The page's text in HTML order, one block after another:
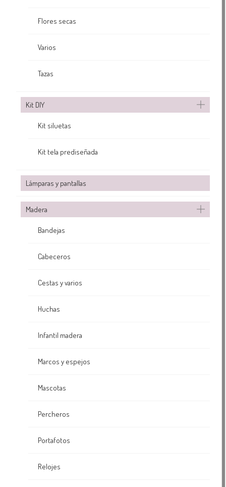
Flores secas
Varios
Tazas
Kit DIY
Kit siluetas
Kit tela prediseñada
Lámparas y pantallas
Madera
Bandejas
Cabeceros
Cestas y varios
Huchas
Infantil madera
Marcos y espejos
Mascotas
Percheros
Portafotos
Relojes